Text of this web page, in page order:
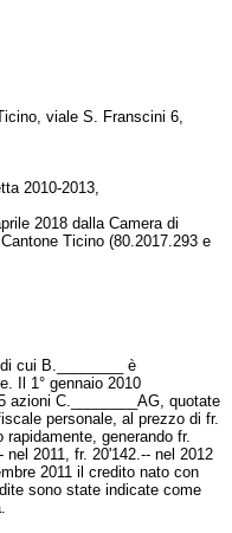
viale S. Franscini 6,
2010-2013,
2018 dalla Camera di
Ticino (80.2017.293 e
cui B.________ è
Il 1° gennaio 2010
azioni C.________AG, quotate
personale, al prezzo di fr.
generando fr.
nel 2011, fr. 20'142.-- nel 2012
2011 il credito nato con
sono state indicate come